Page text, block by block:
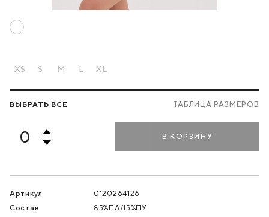
Артикул
0120264126
Состав
85%ПА/15%ПУ
XS S M L XL
ВЫБРАТЬ ВСЕ ТАБЛИЦА РАЗМЕРОВ
В КОРЗИНУ